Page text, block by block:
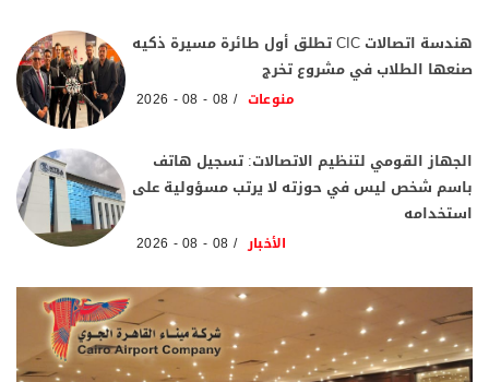
هندسة اتصالات CIC تطلق أول طائرة مسيرة ذكيه
صنعها الطلاب في مشروع تخرج
منوعات 08 - 08 - 2026
الجهاز القومي لتنظيم الاتصالات: تسجيل هاتف
باسم شخص ليس في حوزته لا يرتب مسؤولية على
استخدامه
الأخبار 08 - 08 - 2026